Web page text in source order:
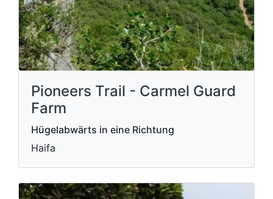
Pioneers Trail - Carmel Guard
Farm
Hügelabwärts in eine Richtung
Haifa